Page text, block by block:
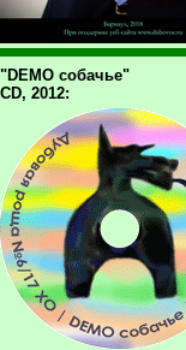
"DEMO собачье"
CD, 2012: